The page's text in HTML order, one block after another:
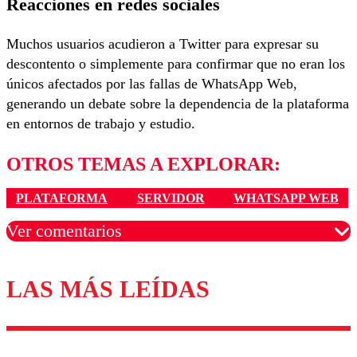
Reacciones en redes sociales
Muchos usuarios acudieron a Twitter para expresar su
descontento o simplemente para confirmar que no eran los
únicos afectados por las fallas de WhatsApp Web,
generando un debate sobre la dependencia de la plataforma
en entornos de trabajo y estudio.
OTROS TEMAS A EXPLORAR:
PLATAFORMA SERVIDOR WHATSAPP WEB
Ver comentarios
Los comentarios son moderados para garantizar un
diálogo respetuoso.
LAS MÁS LEÍDAS